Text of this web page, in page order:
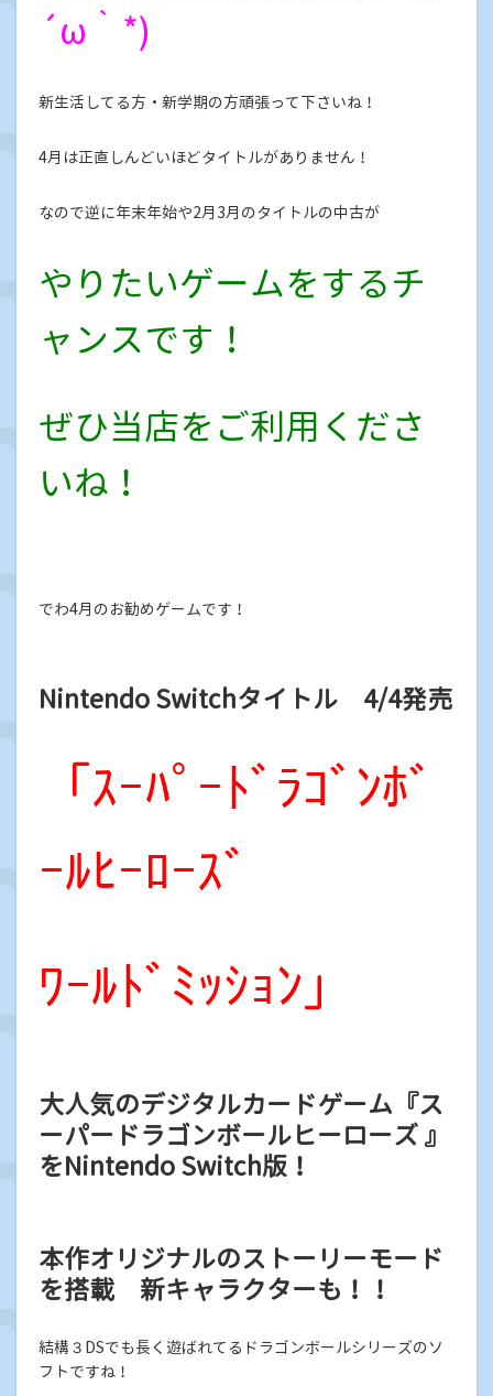
´ω｀*)
新生活してる方・新学期の方頑張って下さいね！
4月は正直しんどいほどタイトルがありません！
なので逆に年末年始や2月3月のタイトルの中古が
やりたいゲームをするチ
ャンスです！
ぜひ当店をご利用くださ
いね！
でわ4月のお勧めゲームです！
Nintendo Switchタイトル 4/4発売
「ｽｰﾊﾟｰﾄﾞﾗｺﾞﾝﾎﾞ
ｰﾙﾋｰﾛｰｽﾞ
ﾜｰﾙﾄﾞﾐｯｼｮﾝ」
大人気のデジタルカードゲーム『ス
ーパードラゴンボールヒーローズ 』
をNintendo Switch版！
本作オリジナルのストーリーモード
を搭載 新キャラクターも！！
結構３DSでも長く遊ばれてるドラゴンボールシリーズのソ
フトですね！